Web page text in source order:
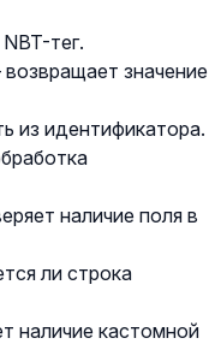
тег.
значение
из идентификатора.
наличие поля в
ли строка
наличие кастомной